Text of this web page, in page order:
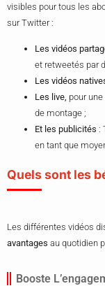
visibles pour tous les
sur Twitter :
Les vidéos
et retweetés par
Les vidéos
Les live, pour
de montage ;
Et les publicités :
en tant que
Quels sont les
Les différentes vidéos
avantages au quotidien
Booste